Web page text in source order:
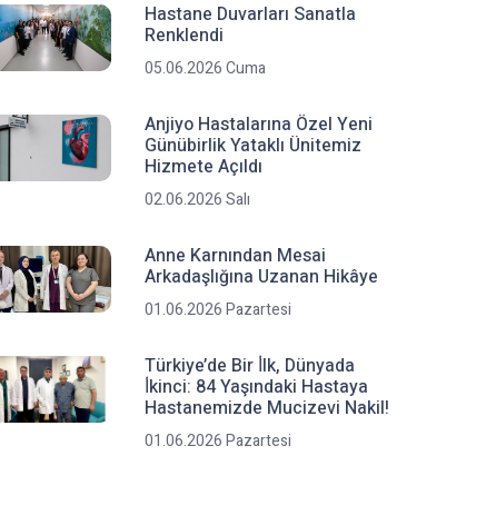
Hastane Duvarları Sanatla
Renklendi
05.06.2026 Cuma
Anjiyo Hastalarına Özel Yeni
Günübirlik Yataklı Ünitemiz
Hizmete Açıldı
02.06.2026 Salı
Anne Karnından Mesai
Arkadaşlığına Uzanan Hikâye
01.06.2026 Pazartesi
Türkiye’de Bir İ̇lk, Dünyada
İ̇kinci: 84 Yaşındaki Hastaya
Hastanemizde Mucizevi Nakil!
01.06.2026 Pazartesi